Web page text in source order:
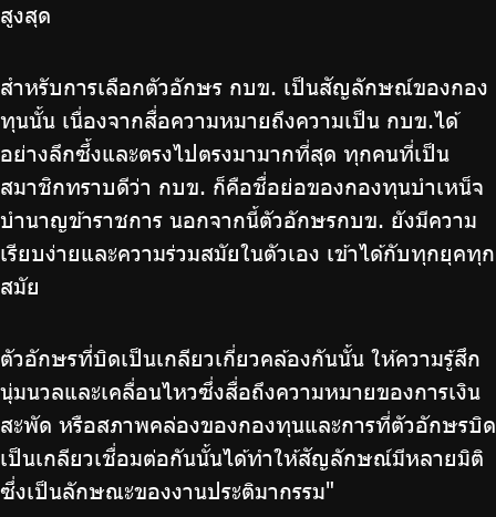
สูงสุด
สำหรับการเลือกตัวอักษร กบข. เป็นสัญลักษณ์ของกอง
ทุนนั้น เนื่องจากสื่อความหมายถึงความเป็น กบข.ได้
อย่างลึกซึ้งและตรงไปตรงมามากที่สุด ทุกคนที่เป็น
สมาชิกทราบดีว่า กบข. ก็คือชื่อย่อของกองทุนบำเหน็จ
บำนาญข้าราชการ นอกจากนี้ตัวอักษรกบข. ยังมีความ
เรียบง่ายและความร่วมสมัยในตัวเอง เข้าได้กับทุกยุคทุก
สมัย
ตัวอักษรที่บิดเป็นเกลียวเกี่ยวคล้องกันนั้น ให้ความรู้สึก
นุ่มนวลและเคลื่อนไหวซึ่งสื่อถึงความหมายของการเงิน
สะพัด หรือสภาพคล่องของกองทุนและการที่ตัวอักษรบิด
เป็นเกลียวเชื่อมต่อกันนั้นได้ทำให้สัญลักษณ์มีหลายมิติ
ซึ่งเป็นลักษณะของงานประติมากรรม"